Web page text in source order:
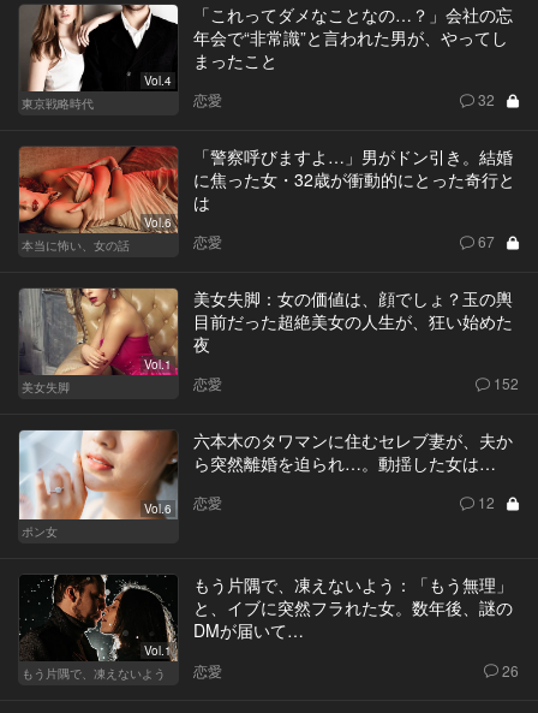
Vol.4
東京戦略時代
「これってダメなことなの…？」会社の忘
年会で“非常識”と言われた男が、やってし
まったこと
恋愛 32
Vol.6
本当に怖い、女の話
「警察呼びますよ…」男がドン引き。結婚
に焦った女・32歳が衝動的にとった奇行と
は
恋愛 67
Vol.1
美女失脚
美女失脚：女の価値は、顔でしょ？玉の輿
目前だった超絶美女の人生が、狂い始めた
夜
恋愛 152
Vol.6
ポン女
六本木のタワマンに住むセレブ妻が、夫か
ら突然離婚を迫られ…。動揺した女は…
恋愛 12
Vol.1
もう片隅で、凍えないよう
もう片隅で、凍えないよう：「もう無理」
と、イブに突然フラれた女。数年後、謎の
DMが届いて…
恋愛 26